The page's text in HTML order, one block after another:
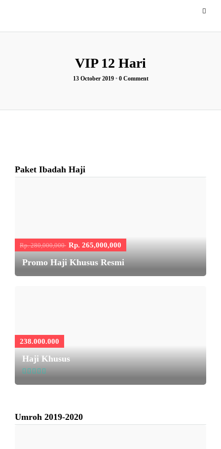
VIP 12 Hari
13 October 2019 • 0 Comment
Paket Ibadah Haji
Rp. 280,000,000 Rp. 265,000,000
Promo Haji Khusus Resmi
238.000.000
Haji Khusus
Umroh 2019-2020